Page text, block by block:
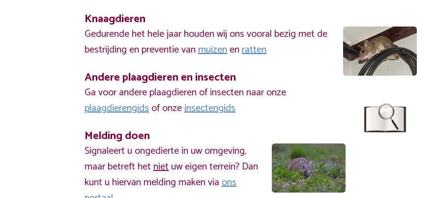
Knaagdieren
Gedurende het hele jaar houden wij ons vooral bezig met de
bestrijding en preventie vanmuizenenratten
Andere plaagdieren en insecten
Ga voor andere plaagdieren of insecten naar onze
plaagdierengidsof onzeinsectengids
Melding doen
Signaleert u ongedierte in uw omgeving,
maar betreft hetnietuw eigen terrein? Dan
kunt u hiervan melding maken viaons